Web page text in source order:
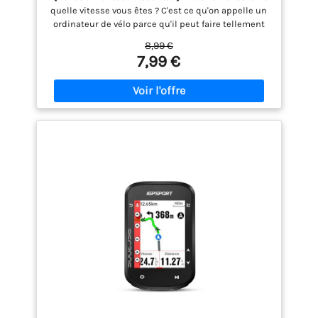
Démarrage/Arrêt Automatique, Compteur
de Vitesse Velo et Compteur de Kilomètres
VTT
quelle vitesse vous êtes ? C'est ce qu'on appelle un
ordinateur de vélo parce qu'il peut faire tellement
parcourus, vitesse moyenne et plus encore. Le
compteur de vitesse a 2 boutons, le bouton droit
est ""mode"" ce qui signifie trouver le mode (ou le
paramètre) que vous voulez, et le côté gauche est
""set"" ce qui signifie confirmer le mode.
【Excellentes Performances du Produit】URAQT
quel bouton ou que vous conduisez, il affiche vos
statistiques de conduite récentes. Protection
étanche IP65, peut fonctionner normalement les
jours de pluie. (Ne pas mettre directement dans
l'eau) 【Rétroéclairage Tactile】 Le compteur de
vitesse du vélo dispose d'un écran lumineux dans
l'obscurité pour vous aider à mieux lire l'ordinateur
de vélo. Touchez manuellement le bouton Mode et le
bouton Set en même temps. Vous pouvez laisser le
8,99 €
7,99 €